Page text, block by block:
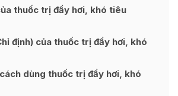
thuốc trị đầy hơi, khó tiêu
định) của thuốc trị đầy hơi, khó
dùng thuốc trị đầy hơi, khó